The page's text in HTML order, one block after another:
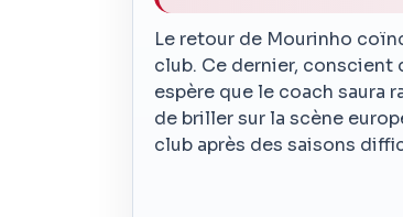
Le retour de Mourinho
club. Ce dernier, conscient
espère que le coach saura
de briller sur la scène
club après des saisons